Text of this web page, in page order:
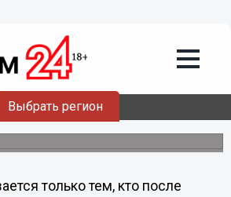
Выбрать регион
области" наградят в
губернатор Нижегородской
поздравит нижегородцев,
звания "Заслуженный ветеран
сообщает областная пресс-
только тем, кто после